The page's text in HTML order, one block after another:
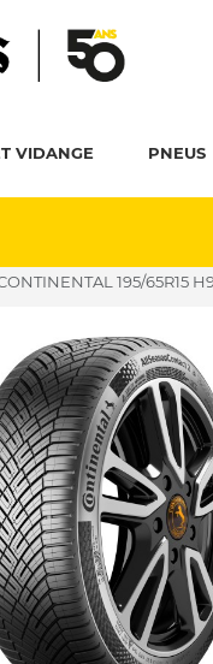
VIDANGE PNEUS
CONTINENTAL 195/65R15